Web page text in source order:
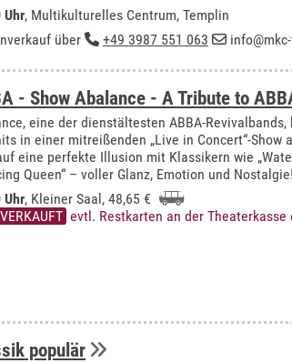
Uhr, Multikulturelles Centrum, Templin
über
+49 3987 551 063
- Show Abalance - A Tribute to
eine der dienstältesten ABBA-
in einer mitreißenden „Live in Concert“-Show
eine perfekte Illusion mit Klassikern wie
Queen“ – voller Glanz, Emotion und Nostalgie!
Uhr, Kleiner Saal, 48,65 €
evtl. Restkarten an der Theaterkasse
populär